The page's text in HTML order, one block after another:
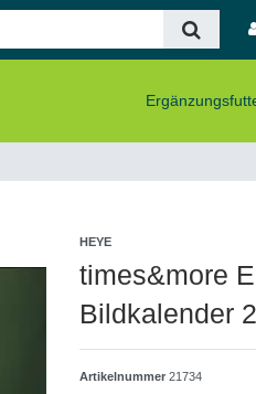
HEYE
times&more
Bildkalender
Artikelnummer21734